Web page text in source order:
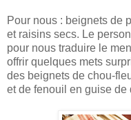
Pour nous : beignets de
et raisins secs. Le
pour nous traduire le
offrir quelques mets
des beignets de chou-
et de fenouil en guise de